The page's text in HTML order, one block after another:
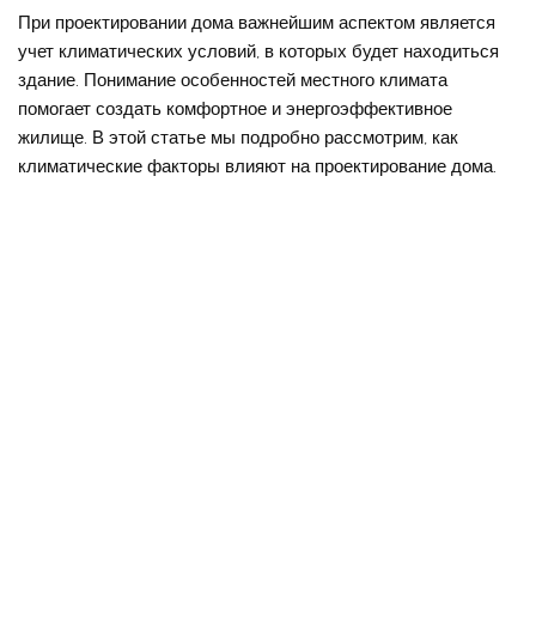
При проектировании дома важнейшим аспектом является
учет климатических условий, в которых будет находиться
здание. Понимание особенностей местного климата
помогает создать комфортное и энергоэффективное
жилище. В этой статье мы подробно рассмотрим, как
климатические факторы влияют на проектирование дома.